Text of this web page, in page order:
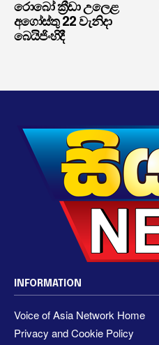
රොබෝ ක්‍රීඩා උලෙළ
අගෝස්තු 22 වැනිදා
බෙයිජිංහිදී
INFORMATION
Voice of Asia Network Home
Privacy and Cookie Policy